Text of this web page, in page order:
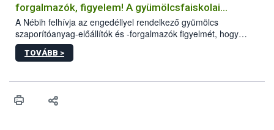
forgalmazók, figyelem! A gyümölcsfaiskolai
szemlebejelentő beküldésének határideje: február
28.
A Nébih felhívja az engedéllyel rendelkező gyümölcs
szaporítóanyag-előállítók és -forgalmazók figyelmét, hogy
tevékenységüket (évente) február 28-ig szükséges
bejelenteniük a hivatal honlapján elérhető szemlebejelentő
a beküldést, a természetes személyek választhatják a postait
is ajánlott az űrlapok elektronikus benyújtása.
TOVÁBB >